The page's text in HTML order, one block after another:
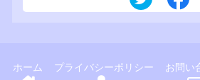
ホーム プライバシーポリシー お問い